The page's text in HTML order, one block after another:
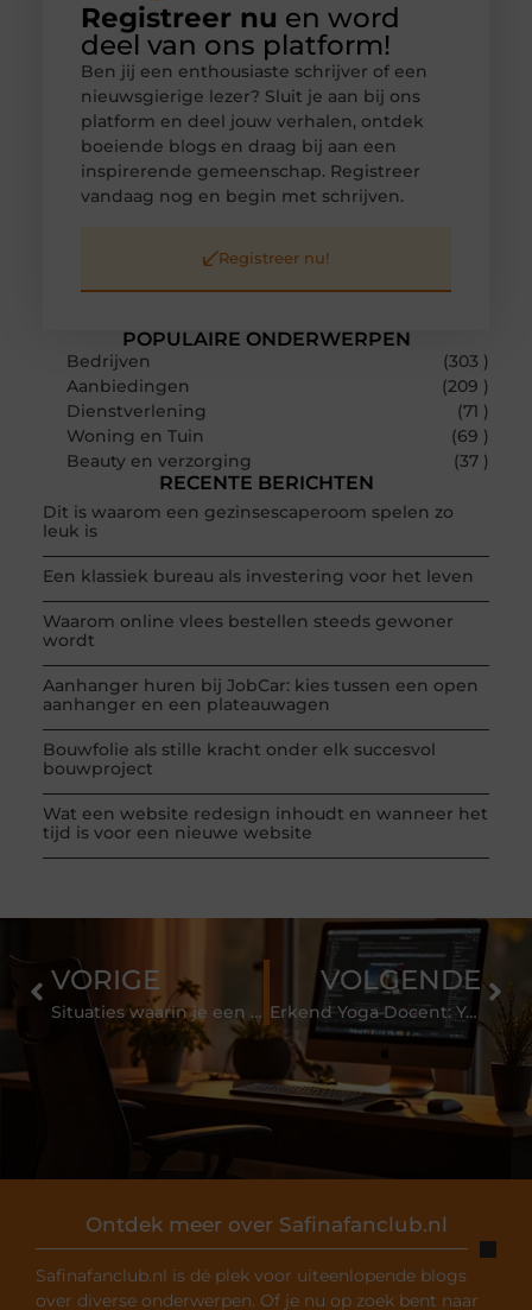
POPULAIRE ONDERWERPEN
Bedrijven
(303 )
Aanbiedingen
(209 )
Dienstverlening
(71 )
Woning en Tuin
(69 )
Beauty en verzorging
(37 )
RECENTE BERICHTEN
Dit is waarom een gezinsescaperoom spelen zo
leuk is
Een klassiek bureau als investering voor het leven
Waarom online vlees bestellen steeds gewoner
wordt
Aanhanger huren bij JobCar: kies tussen een open
aanhanger en een plateauwagen
Bouwfolie als stille kracht onder elk succesvol
bouwproject
Wat een website redesign inhoudt en wanneer het
tijd is voor een nieuwe website
Registreer nu en word
deel van ons platform!
Ben jij een enthousiaste schrijver of een
nieuwsgierige lezer? Sluit je aan bij ons
platform en deel jouw verhalen, ontdek
boeiende blogs en draag bij aan een
inspirerende gemeenschap. Registreer
vandaag nog en begin met schrijven.
Registreer nu!
Ontdek meer over Safinafanclub.nl
Safinafanclub.nl is dé plek voor uiteenlopende blogs
over diverse onderwerpen. Of je nu op zoek bent naar
VORIGE
Situaties waarin je een regenjas kunt gebruiken
VOLGENDE
Erkend Yoga Docent: Yoga Alliance